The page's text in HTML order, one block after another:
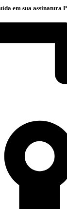
em sua assinatura